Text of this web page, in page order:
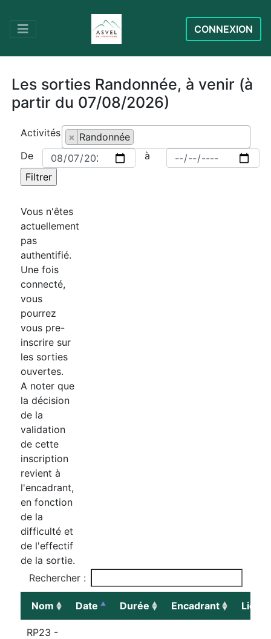
CONNEXION
Les sorties Randonnée, à venir (à
partir du 07/08/2026)
Activités × Randonnée
De
à
Vous n'êtes
actuellement
pas
authentifié.
Une fois
connecté,
vous
pourrez
vous pre-
inscrire sur
les sorties
ouvertes.
A noter que
la décision
de la
validation
de cette
inscription
revient à
l'encadrant,
en fonction
de la
difficulté et
de l'effectif
de la sortie.
Rechercher :
Nom Date Durée Encadrant
Lieu
Nom
RP23 -